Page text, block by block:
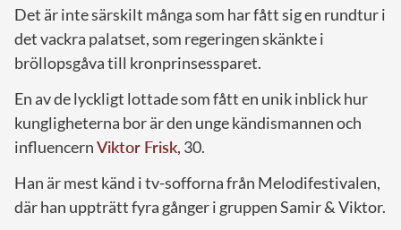
Det är inte särskilt många som har fått sig en rundtur i
det vackra palatset, som regeringen skänkte i
bröllopsgåva till kronprinsessparet.
En av de lyckligt lottade som fått en unik inblick hur
kungligheterna bor är den unge kändismannen och
influencernViktor Frisk, 30.
Han är mest känd i tv-sofforna från Melodifestivalen,
där han uppträtt fyra gånger i gruppen Samir & Viktor.